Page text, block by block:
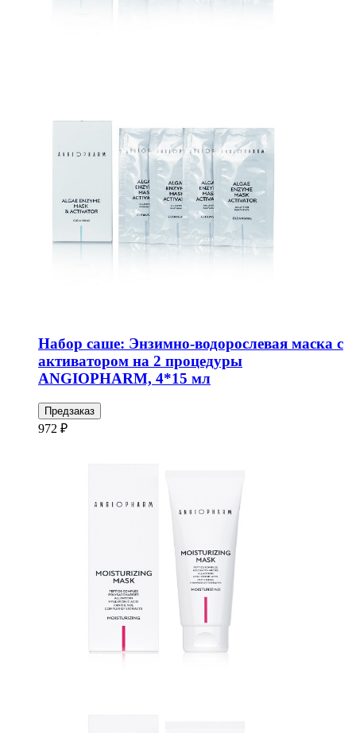
Набор саше: Энзимно-водорослевая маска с
активатором на 2 процедуры
ANGIOPHARM, 4*15 мл
Предзаказ
972 ₽